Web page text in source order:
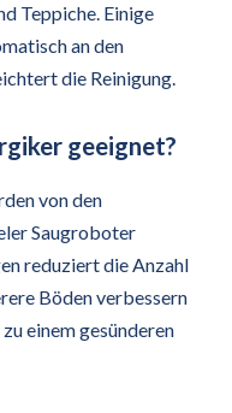
Teppiche. Einige
an den
die Reinigung.
geeignet?
von den
Saugroboter
reduziert die Anzahl
Böden verbessern
einem gesünderen